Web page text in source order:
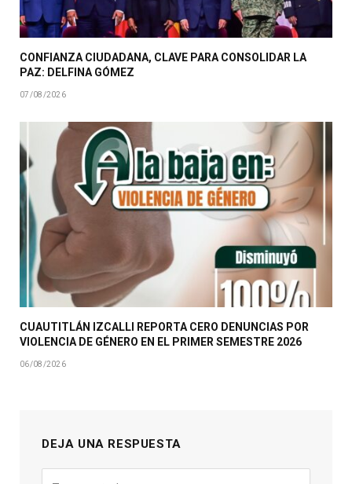
CONFIANZA CIUDADANA, CLAVE PARA CONSOLIDAR LA
PAZ: DELFINA GÓMEZ
07/08/2026
CUAUTITLÁN IZCALLI REPORTA CERO DENUNCIAS POR
VIOLENCIA DE GÉNERO EN EL PRIMER SEMESTRE 2026
06/08/2026
DEJA UNA RESPUESTA